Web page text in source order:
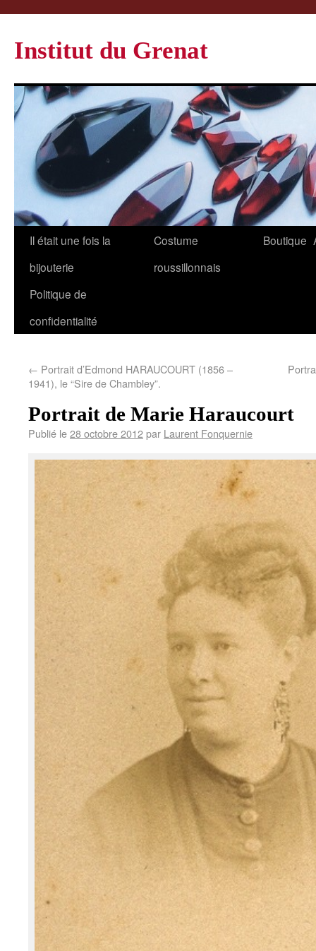
Institut du Grenat
Il était une fois la
bijouterie
Costume
roussillonnais
Boutique
Politique de
confidentialité
← Portrait d’Edmond HARAUCOURT (1856 –
1941), le “Sire de Chambley”.
Portrait de Marie Haraucourt
Publié le28 octobre 2012par Laurent Fonquernie